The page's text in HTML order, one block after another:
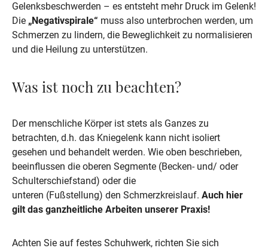
Gelenksbeschwerden – es entsteht mehr Druck im Gelenk!
Die „Negativspirale“ muss also unterbrochen werden, um
Schmerzen zu lindern, die Beweglichkeit zu normalisieren
und die Heilung zu unterstützen.
Was ist noch zu beachten?
Der menschliche Körper ist stets als Ganzes zu
betrachten, d.h. das Kniegelenk kann nicht isoliert
gesehen und behandelt werden. Wie oben beschrieben,
beeinflussen die oberen Segmente (Becken- und/ oder
Schulterschiefstand) oder die
unteren (Fußstellung) den Schmerzkreislauf. Auch hier
gilt das ganzheitliche Arbeiten unserer Praxis!
Achten Sie auf festes Schuhwerk, richten Sie sich